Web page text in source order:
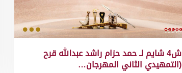
ش4 شايم لـ حمد حزام راشد عبدالله قرح
(التمهيدي الثاني المهرجان…